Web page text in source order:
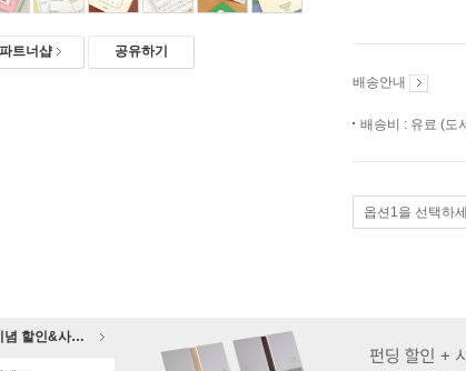
파트너샵 공유하기
배송안내
배송비 : 유료 (도
옵션1을 선택하
노르잇 신제품 출시 기념 할인&사은품 증정!